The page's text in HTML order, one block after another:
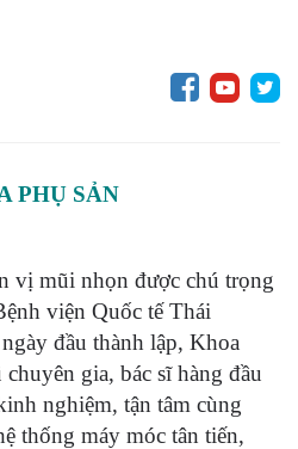
PHỤ SẢN
vị mũi nhọn được chú trọng
viện Quốc tế Thái
đầu thành lập, Khoa
gia, bác sĩ hàng đầu
nghiệm, tận tâm cùng
thống máy móc tân tiến,